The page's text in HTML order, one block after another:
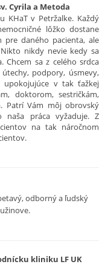
Cyrila a Metoda
KHaT v Petržalke. Každý
lôžko dostane
daného pacienta, ale
nikdy nevie kedy sa
sa z celého srdca
podpory, úsmevy,
v tak ťažkej
doktorom, sestričkám,
Patrí Vám môj obrovský
práca vyžaduje. Z
na tak náročnom
odborný a ľudský
kliniku LF UK